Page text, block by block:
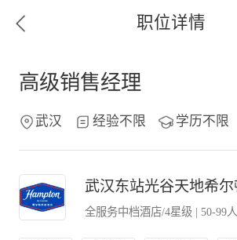
职位详情
高级销售经理
武汉 经验不限 学历不限
全服务中档酒店/4星级 | 50-99人